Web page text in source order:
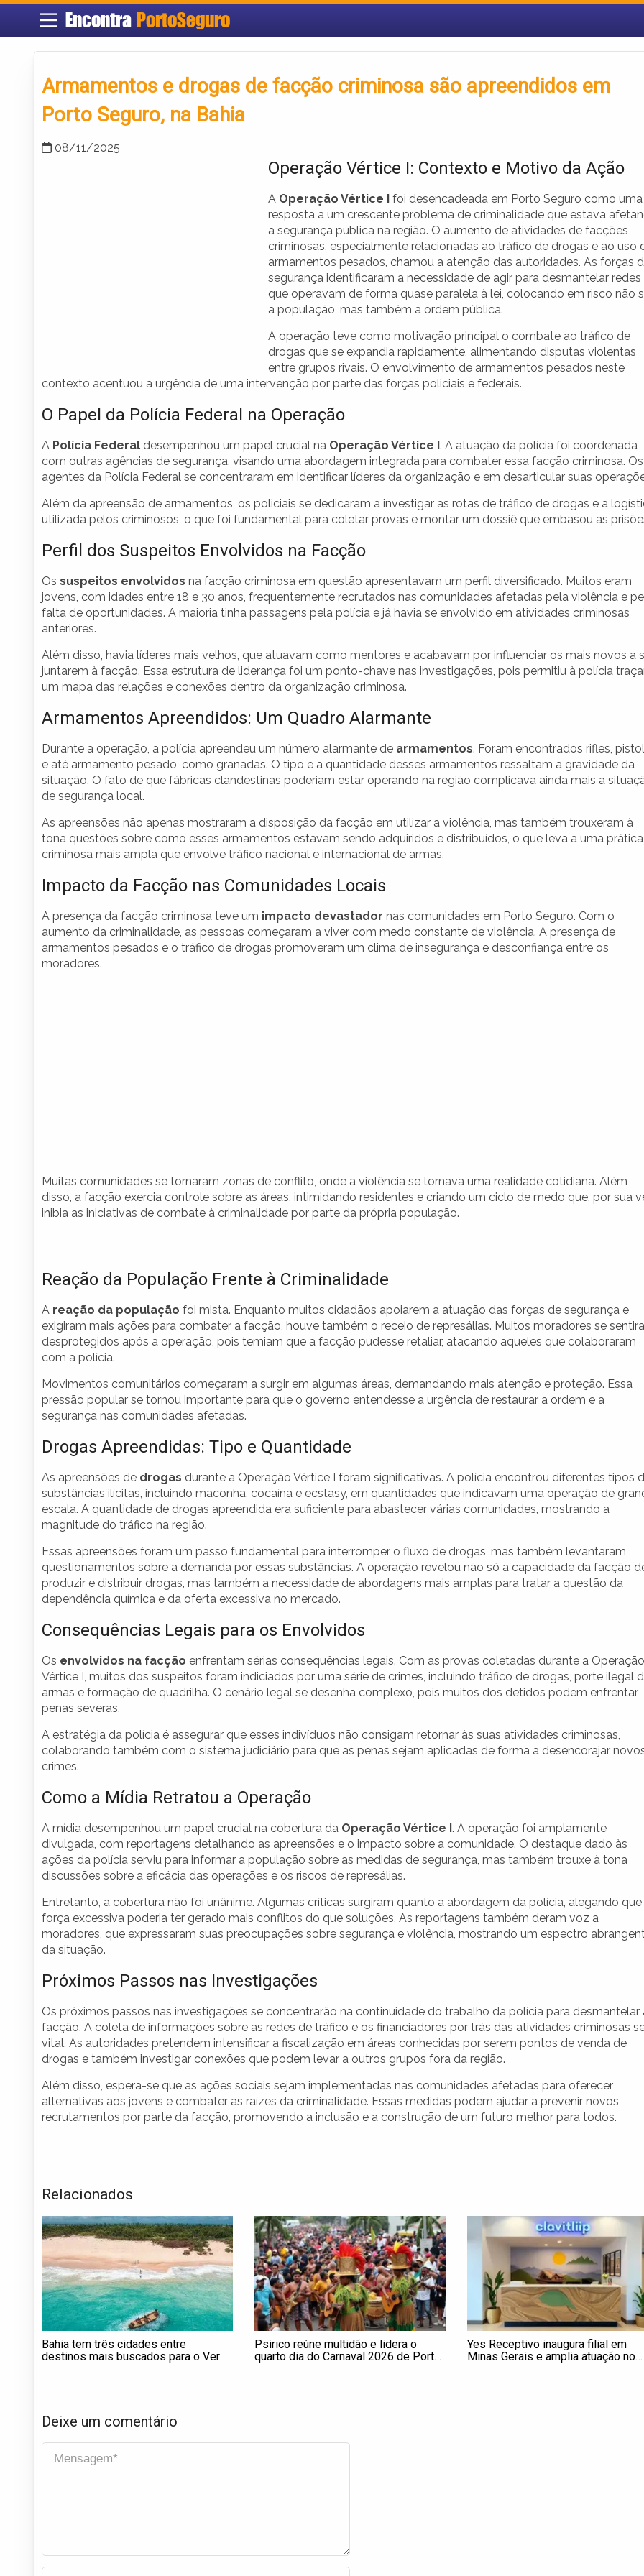
Encontra PortoSeguro
Armamentos e drogas de facção criminosa são apreendidos em
Porto Seguro, na Bahia
08/11/2025
Operação Vértice I: Contexto e Motivo da Ação
A Operação Vértice I
foi desencadeada em Porto Seguro como uma
resposta a um crescente problema de criminalidade que estava
a segurança pública na região. O aumento de atividades de facções
criminosas, especialmente relacionadas ao tráfico de drogas e ao uso
armamentos pesados, chamou a atenção das autoridades. As forças
segurança identificaram a necessidade de agir para desmantelar redes
que operavam de forma quase paralela à lei, colocando em risco não
a população, mas também a ordem pública.
A operação teve como motivação principal o combate ao tráfico de
drogas que se expandia rapidamente, alimentando disputas violentas
entre grupos rivais. O envolvimento de armamentos pesados neste
contexto acentuou a urgência de uma intervenção por parte das forças policiais e federais.
O Papel da Polícia Federal na Operação
A Polícia Federal desempenhou um papel crucial na Operação Vértice I . A atuação da polícia foi coordenada
com outras agências de segurança, visando uma abordagem integrada para combater essa facção criminosa. Os
agentes da Polícia Federal se concentraram em identificar líderes da organização e em desarticular suas
Além da apreensão de armamentos, os policiais se dedicaram a investigar as rotas de tráfico de drogas e a
utilizada pelos criminosos, o que foi fundamental para coletar provas e montar um dossiê que embasou as
Perfil dos Suspeitos Envolvidos na Facção
Os suspeitos envolvidos na facção criminosa em questão apresentavam um perfil diversificado. Muitos eram
jovens, com idades entre 18 e 30 anos, frequentemente recrutados nas comunidades afetadas pela violência e
falta de oportunidades. A maioria tinha passagens pela polícia e já havia se envolvido em atividades criminosas
anteriores.
Além disso, havia líderes mais velhos, que atuavam como mentores e acabavam por influenciar os mais novos a
juntarem à facção. Essa estrutura de liderança foi um ponto-chave nas investigações, pois permitiu à polícia
um mapa das relações e conexões dentro da organização criminosa.
Armamentos Apreendidos: Um Quadro Alarmante
Durante a operação, a polícia apreendeu um número alarmante de armamentos. Foram encontrados rifles,
e até armamento pesado, como granadas. O tipo e a quantidade desses armamentos ressaltam a gravidade da
situação. O fato de que fábricas clandestinas poderiam estar operando na região complicava ainda mais a
de segurança local.
As apreensões não apenas mostraram a disposição da facção em utilizar a violência, mas também trouxeram à
tona questões sobre como esses armamentos estavam sendo adquiridos e distribuídos, o que leva a uma prática
criminosa mais ampla que envolve tráfico nacional e internacional de armas.
Impacto da Facção nas Comunidades Locais
A presença da facção criminosa teve um impacto devastador nas comunidades em Porto Seguro. Com o
aumento da criminalidade, as pessoas começaram a viver com medo constante de violência. A presença de
armamentos pesados e o tráfico de drogas promoveram um clima de insegurança e desconfiança entre os
moradores.
Muitas comunidades se tornaram zonas de conflito, onde a violência se tornava uma realidade cotidiana. Além
disso, a facção exercia controle sobre as áreas, intimidando residentes e criando um ciclo de medo que, por sua
inibia as iniciativas de combate à criminalidade por parte da própria população.
Reação da População Frente à Criminalidade
A reação da população foi mista. Enquanto muitos cidadãos apoiarem a atuação das forças de segurança e
exigiram mais ações para combater a facção, houve também o receio de represálias. Muitos moradores se
desprotegidos após a operação, pois temiam que a facção pudesse retaliar, atacando aqueles que colaboraram
com a polícia.
Movimentos comunitários começaram a surgir em algumas áreas, demandando mais atenção e proteção. Essa
pressão popular se tornou importante para que o governo entendesse a urgência de restaurar a ordem e a
segurança nas comunidades afetadas.
Drogas Apreendidas: Tipo e Quantidade
As apreensões de drogas durante a Operação Vértice I foram significativas. A polícia encontrou diferentes tipos
substâncias ilícitas, incluindo maconha, cocaína e ecstasy, em quantidades que indicavam uma operação de
escala. A quantidade de drogas apreendida era suficiente para abastecer várias comunidades, mostrando a
magnitude do tráfico na região.
Essas apreensões foram um passo fundamental para interromper o fluxo de drogas, mas também levantaram
questionamentos sobre a demanda por essas substâncias. A operação revelou não só a capacidade da facção
produzir e distribuir drogas, mas também a necessidade de abordagens mais amplas para tratar a questão da
dependência química e da oferta excessiva no mercado.
Consequências Legais para os Envolvidos
Os envolvidos na facção enfrentam sérias consequências legais. Com as provas coletadas durante a Operação
Vértice I, muitos dos suspeitos foram indiciados por uma série de crimes, incluindo tráfico de drogas, porte ilegal
armas e formação de quadrilha. O cenário legal se desenha complexo, pois muitos dos detidos podem enfrentar
penas severas.
A estratégia da polícia é assegurar que esses indivíduos não consigam retornar às suas atividades criminosas,
colaborando também com o sistema judiciário para que as penas sejam aplicadas de forma a desencorajar
crimes.
Como a Mídia Retratou a Operação
A mídia desempenhou um papel crucial na cobertura da Operação Vértice I . A operação foi amplamente
divulgada, com reportagens detalhando as apreensões e o impacto sobre a comunidade. O destaque dado às
ações da polícia serviu para informar a população sobre as medidas de segurança, mas também trouxe à tona
discussões sobre a eficácia das operações e os riscos de represálias.
Entretanto, a cobertura não foi unânime. Algumas críticas surgiram quanto à abordagem da polícia, alegando que
força excessiva poderia ter gerado mais conflitos do que soluções. As reportagens também deram voz a
moradores, que expressaram suas preocupações sobre segurança e violência, mostrando um espectro
da situação.
Próximos Passos nas Investigações
Os próximos passos nas investigações se concentrarão na continuidade do trabalho da polícia para desmantelar
facção. A coleta de informações sobre as redes de tráfico e os financiadores por trás das atividades criminosas
vital. As autoridades pretendem intensificar a fiscalização em áreas conhecidas por serem pontos de venda de
drogas e também investigar conexões que podem levar a outros grupos fora da região.
Além disso, espera-se que as ações sociais sejam implementadas nas comunidades afetadas para oferecer
alternativas aos jovens e combater as raízes da criminalidade. Essas medidas podem ajudar a prevenir novos
recrutamentos por parte da facção, promovendo a inclusão e a construção de um futuro melhor para todos.
Relacionados
Bahia tem três cidades entre
destinos mais buscados para o Verão
Psirico reúne multidão e lidera o
quarto dia do Carnaval 2026 de Porto
Yes Receptivo inaugura filial em
Minas Gerais e amplia atuação no
Deixe um comentário